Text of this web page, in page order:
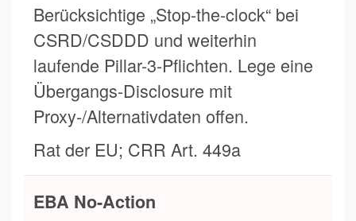
Berücksichtige „Stop-the-clock“ bei
CSRD/CSDDD und weiterhin
laufende Pillar-3-Pflichten. Lege eine
Übergangs-Disclosure mit
Proxy-/Alternativdaten offen.
Rat der EU; CRR Art. 449a
EBA No-Action